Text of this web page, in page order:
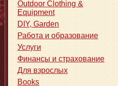
Outdoor Clothing &
Equipment
DIY, Garden
Работа и образование
Услуги
Финансы и страхование
Для взрослых
Books